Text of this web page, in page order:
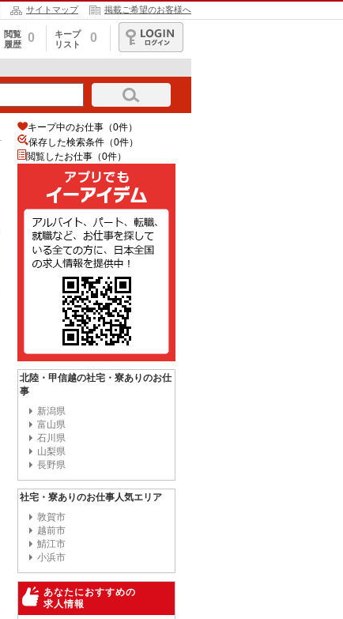
サイトマップ 掲載ご希望のお客様へ
閲覧
履歴
0
キープ
リスト
0
ログイン
キープ中のお仕事（0件）
保存した検索条件（0件）
閲覧したお仕事（0件）
北陸・甲信越の社宅・寮ありのお仕
事
新潟県
富山県
石川県
山梨県
長野県
社宅・寮ありのお仕事人気エリア
敦賀市
越前市
鯖江市
小浜市
あなたにおすすめの
求人情報